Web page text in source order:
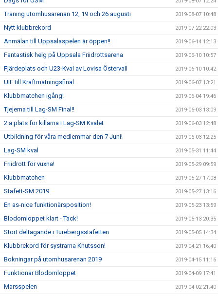
Träning utomhusarenan 12, 19 och 26 augusti 2019-08-07 10:48
Nytt klubbrekord 2019-07-22 22:03
Anmälan till Uppsalaspelen är öppen!! 2019-06-14 12:13
Fantastisk helg på Uppsala Friidrottsarena 2019-06-10 10:57
Fjärdeplats och U23-Kval av Lovisa Östervall 2019-06-10 10:42
UIF till Kraftmätningsfinal 2019-06-07 13:21
Klubbmatchen igång! 2019-06-04 19:46
Tjejerna till Lag-SM Final!! 2019-06-03 13:09
2:a plats för killarna i Lag-SM Kvalet 2019-06-03 12:48
Utbildning för våra medlemmar den 7 Juni! 2019-06-03 12:25
Lag-SM kval 2019-05-31 11:44
Friidrott för vuxna! 2019-05-29 09:59
Klubbmatchen 2019-05-27 17:08
Stafett-SM 2019 2019-05-27 13:16
En as-nice funktionärsposition! 2019-05-23 13:59
Blodomloppet klart - Tack! 2019-05-13 20:35
Stort deltagande i Turebergsstafetten 2019-05-05 14:34
Klubbrekord för systrarna Knutsson! 2019-04-21 16:40
Bokningar på utomhusarenan 2019 2019-04-15 11:16
Funktionär Blodomloppet 2019-04-09 17:41
Marsspelen 2019-04-02 21:40